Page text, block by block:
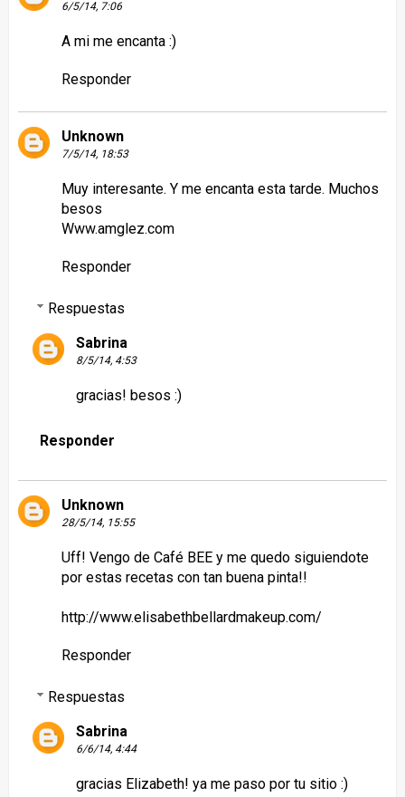
6/5/14, 7:06
A mi me encanta :)
Responder
Unknown
7/5/14, 18:53
Muy interesante. Y me encanta esta tarde. Muchos
besos
Www.amglez.com
Responder
Respuestas
Sabrina
8/5/14, 4:53
gracias! besos :)
Responder
Unknown
28/5/14, 15:55
Uff! Vengo de Café BEE y me quedo siguiendote
por estas recetas con tan buena pinta!!
http://www.elisabethbellardmakeup.com/
Responder
Respuestas
Sabrina
6/6/14, 4:44
gracias Elizabeth! ya me paso por tu sitio :)